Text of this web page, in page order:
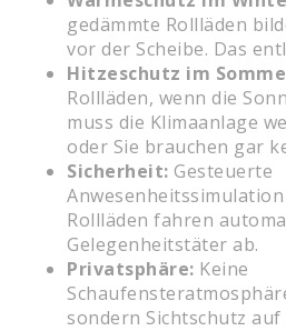
gedämmte Rollläden
vor der Scheibe. Das
Hitzeschutz im
Rollläden, wenn die
muss die Klimaanlage
oder Sie brauchen gar
Sicherheit: Gesteuerte
Rollläden fahren
Gelegenheitstäter ab.
Privatsphäre: Keine
sondern Sichtschutz